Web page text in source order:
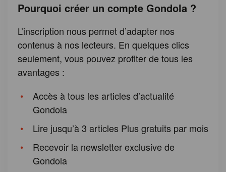
Pourquoi créer un compte Gondola ?
L’inscription nous permet d’adapter nos
contenus à nos lecteurs. En quelques clics
seulement, vous pouvez profiter de tous les
avantages :
Accès à tous les articles d’actualité
Gondola
Lire jusqu’à 3 articles Plus gratuits par mois
Recevoir la newsletter exclusive de
Gondola